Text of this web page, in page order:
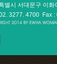
별시 서대문구 이
3277. 4700 Fax :